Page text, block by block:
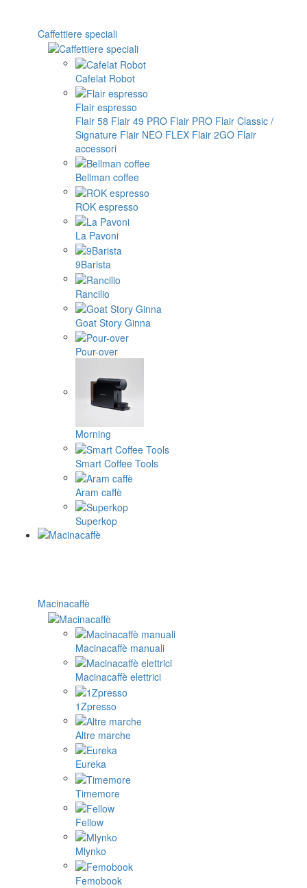
Caffettiere speciali
Cafelat Robot
Flair espresso
Flair 58 Flair 49 PRO Flair PRO Flair Classic /
Signature Flair NEO FLEX Flair 2GO Flair
accessori
Bellman coffee
ROK espresso
La Pavoni
9Barista
Rancilio
Goat Story Ginna
Pour-over
Morning
Smart Coffee Tools
Aram caffè
Superkop
Macinacaffè
Macinacaffè manuali
Macinacaffè elettrici
1Zpresso
Altre marche
Eureka
Timemore
Fellow
Mlynko
Femobook